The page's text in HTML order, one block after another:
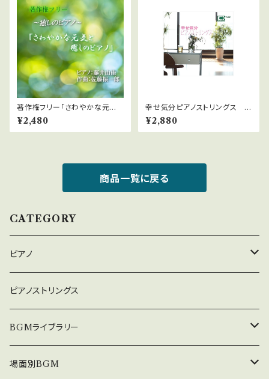
著作権フリー「さわやかな元気
と癒しのピアノ」
¥2,480
幸せ気分ピアノストリングス W
AVファイルダウンロード版
¥2,880
商品一覧に戻る
CATEGORY
ピアノ
癒しのピアノ
中北利男 夢シリーズ
５０８曲シリーズ
ピアノストリングス
BGMライブラリー
オルゴール
場面別BGM